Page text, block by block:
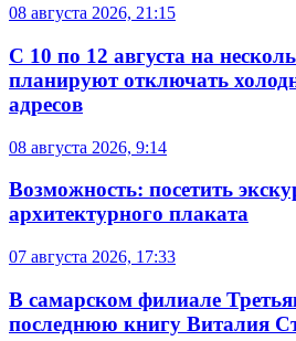
08 августа 2026, 21:15
С 10 по 12 августа на
планируют отключать
адресов
08 августа 2026, 9:14
Возможность: посетить
архитектурного плаката
07 августа 2026, 17:33
В самарском филиале
последнюю книгу Виталия